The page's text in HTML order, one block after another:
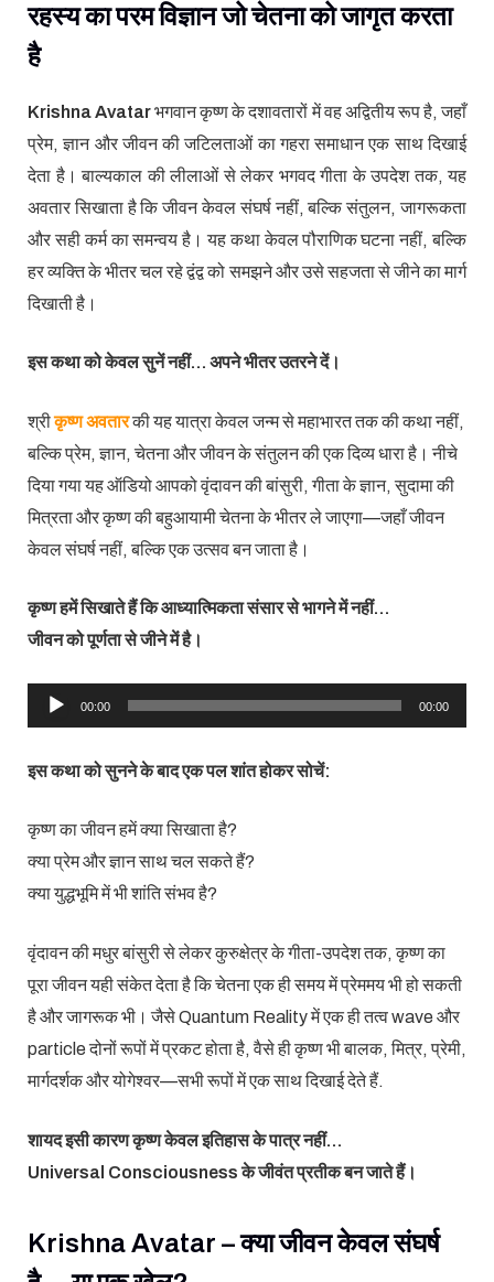
रहस्य का परम विज्ञान जो चेतना को जागृत करता
है
Krishna Avatarभगवानकृष्णके दशावतारों में वह अद्वितीय रूप है, जहाँ
प्रेम, ज्ञान और जीवन की जटिलताओं का गहरा समाधान एक साथ दिखाई
देता है। बाल्यकाल की लीलाओं से लेकर भगवद गीता के उपदेश तक, यह
अवतार सिखाता है कि जीवन केवल संघर्ष नहीं, बल्कि संतुलन, जागरूकता
और सही कर्म का समन्वय है। यह कथा केवल पौराणिक घटना नहीं, बल्कि
हर व्यक्ति के भीतर चल रहे द्वंद्व को समझने और उसे सहजता से जीने का मार्ग
दिखाती है।
इस कथा को केवल सुनें नहीं… अपने भीतर उतरने दें।
श्रीकृष्ण अवतारकी यह यात्रा केवल जन्म से महाभारत तक की कथा नहीं,
बल्कि प्रेम, ज्ञान, चेतना और जीवन के संतुलन की एक दिव्य धारा है। नीचे
दिया गया यह ऑडियो आपको वृंदावन की बांसुरी, गीता के ज्ञान, सुदामा की
मित्रता और कृष्ण की बहुआयामी चेतना के भीतर ले जाएगा—जहाँ जीवन
केवल संघर्ष नहीं, बल्कि एक उत्सव बन जाता है।
कृष्ण हमें सिखाते हैं कि आध्यात्मिकता संसार से भागने में नहीं…
जीवन को पूर्णता से जीने में है।
Audio
Player
00:00 00:00
इस कथा को सुनने के बाद एक पल शांत होकर सोचें:
कृष्ण का जीवन हमें क्या सिखाता है?
क्या प्रेम और ज्ञान साथ चल सकते हैं?
क्या युद्धभूमि में भी शांति संभव है?
वृंदावन की मधुर बांसुरी से लेकर कुरुक्षेत्र के गीता-उपदेश तक, कृष्ण का
पूरा जीवन यही संकेत देता है कि चेतना एक ही समय में प्रेममय भी हो सकती
है और जागरूक भी। जैसे Quantum Reality में एक ही तत्व wave और
particle दोनों रूपों में प्रकट होता है, वैसे ही कृष्ण भी बालक, मित्र, प्रेमी,
मार्गदर्शक और योगेश्वर—सभी रूपों में एक साथ दिखाई देते हैं.
शायद इसी कारण कृष्ण केवल इतिहास के पात्र नहीं…
Universal Consciousness के जीवंत प्रतीक बन जाते हैं।
Krishna Avatar – क्या जीवन केवल संघर्ष